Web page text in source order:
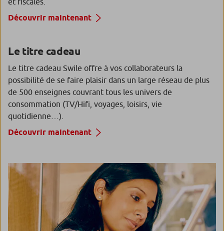
Découvrir maintenant
Le titre cadeau
Le titre cadeau Swile offre à vos collaborateurs la
possibilité de se faire plaisir dans un large réseau de plus
de 500 enseignes couvrant tous les univers de
consommation (TV/Hifi, voyages, loisirs, vie
quotidienne…).
Découvrir maintenant